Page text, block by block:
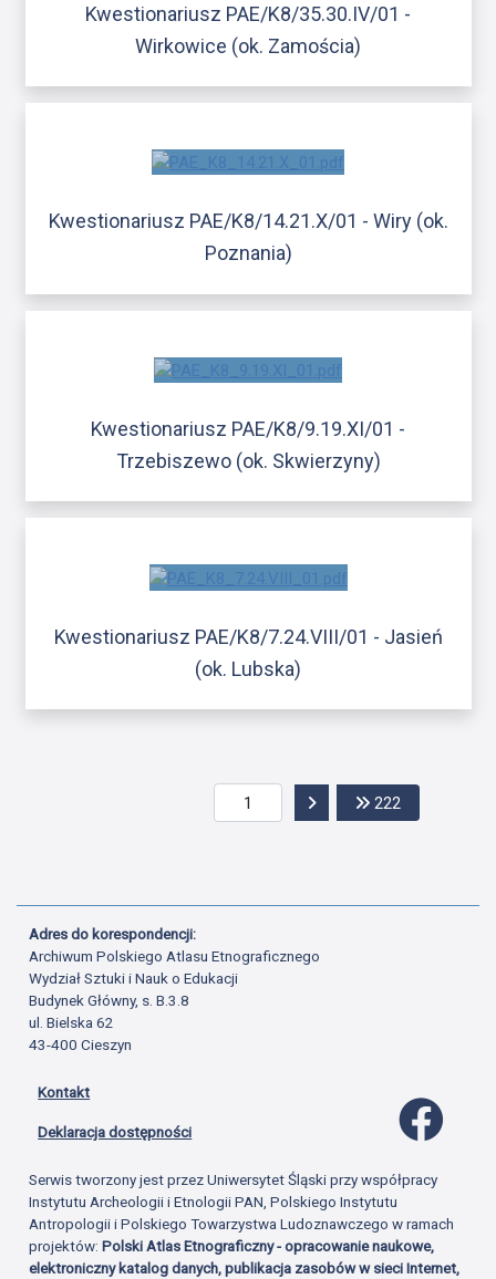
Kwestionariusz PAE/K8/35.30.IV/01 -
Wirkowice (ok. Zamościa)
Kwestionariusz PAE/K8/14.21.X/01 - Wiry (ok.
Poznania)
Kwestionariusz PAE/K8/9.19.XI/01 -
Trzebiszewo (ok. Skwierzyny)
Kwestionariusz PAE/K8/7.24.VIII/01 - Jasień
(ok. Lubska)
Przejdź do następnej
222
Adres do korespondencji:
Archiwum Polskiego Atlasu Etnograficznego
Wydział Sztuki i Nauk o Edukacji
Budynek Główny, s. B.3.8
ul. Bielska 62
43-400 Cieszyn
Kontakt
Deklaracja dostępności
Serwis tworzony jest przez Uniwersytet Śląski przy współpracy
Instytutu Archeologii i Etnologii PAN, Polskiego Instytutu
Antropologii i Polskiego Towarzystwa Ludoznawczego w ramach
projektów:Polski Atlas Etnograficzny - opracowanie naukowe,
elektroniczny katalog danych, publikacja zasobów w sieci Internet,